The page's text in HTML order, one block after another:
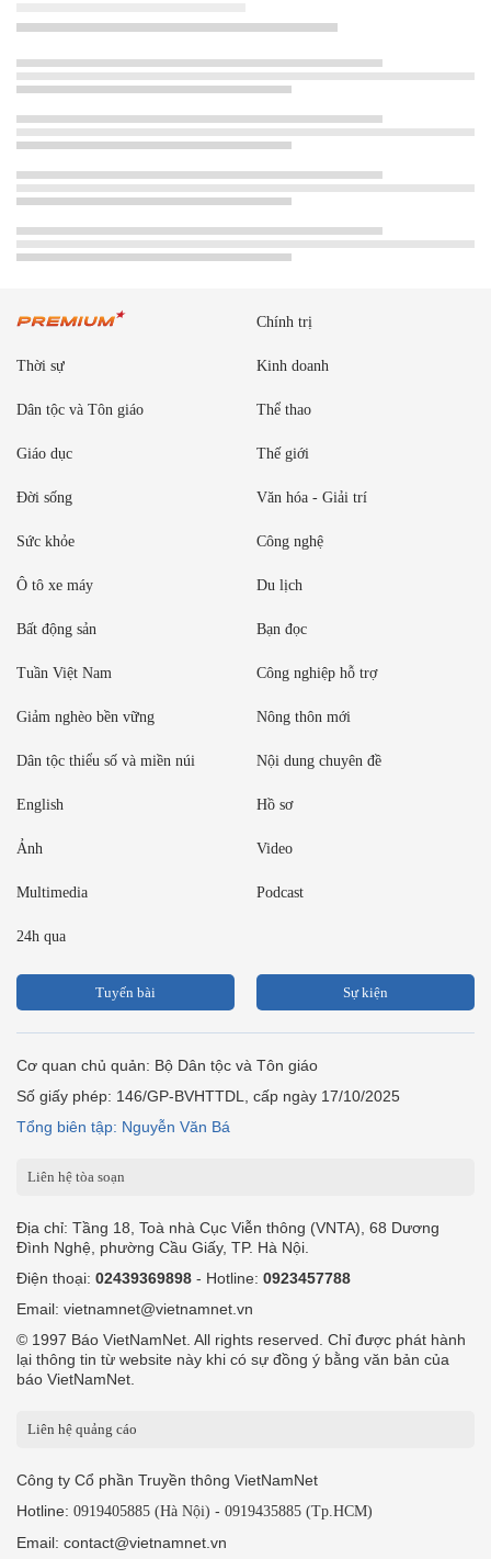
Chính trị
Thời sự Kinh doanh
Dân tộc và Tôn giáo Thể thao
Giáo dục Thế giới
Đời sống Văn hóa - Giải trí
Sức khỏe Công nghệ
Ô tô xe máy Du lịch
Bất động sản Bạn đọc
Tuần Việt Nam Công nghiệp hỗ trợ
Giảm nghèo bền vững Nông thôn mới
Dân tộc thiểu số và miền núi Nội dung chuyên đề
English Hồ sơ
Ảnh Video
Multimedia Podcast
24h qua
Tuyến bài Sự kiện
Cơ quan chủ quản: Bộ Dân tộc và Tôn giáo
Số giấy phép: 146/GP-BVHTTDL, cấp ngày 17/10/2025
Tổng biên tập: Nguyễn Văn Bá
Liên hệ tòa soạn
Địa chỉ: Tầng 18, Toà nhà Cục Viễn thông (VNTA), 68 Dương
Đình Nghệ, phường Cầu Giấy, TP. Hà Nội.
Điện thoại: 02439369898 - Hotline: 0923457788
Email: vietnamnet@vietnamnet.vn
© 1997 Báo VietNamNet. All rights reserved. Chỉ được phát hành
lại thông tin từ website này khi có sự đồng ý bằng văn bản của
báo VietNamNet.
Liên hệ quảng cáo
Công ty Cổ phần Truyền thông VietNamNet
Hotline: 0919405885 (Hà Nội) - 0919435885 (Tp.HCM)
Email: contact@vietnamnet.vn